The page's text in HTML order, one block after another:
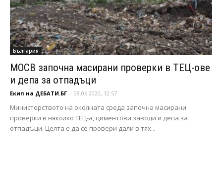
България
МОСВ започна масирани проверки в ТЕЦ-ове
и депа за отпадъци
Екип на ДЕБАТИ.БГ - 08.06.2020, 12:57
Министерството на околната среда започна масирани
проверки в няколко ТЕЦ-а, циментови заводи и депа за
отпадъци. Целта е да се провери дали в тях...